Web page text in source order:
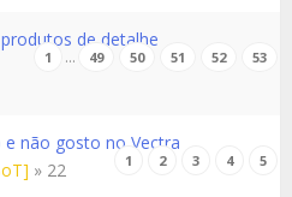
de detalhe
1 … 49 50 51 52 53
não gosto no Vectra
1 2 3 4 5
» 22